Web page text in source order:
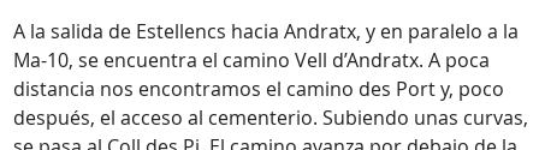
A la salida de Estellencs hacia Andratx, y en paralelo a la
Ma-10, se encuentra el camino Vell d’Andratx. A poca
distancia nos encontramos el camino des Port y, poco
después, el acceso al cementerio. Subiendo unas curvas,